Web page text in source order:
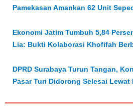
Pamekasan Amankan 62 Unit
Ekonomi Jatim Tumbuh 5,84
Lia: Bukti Kolaborasi Khofifah
DPRD Surabaya Turun Tangan,
Pasar Turi Didorong Selesai